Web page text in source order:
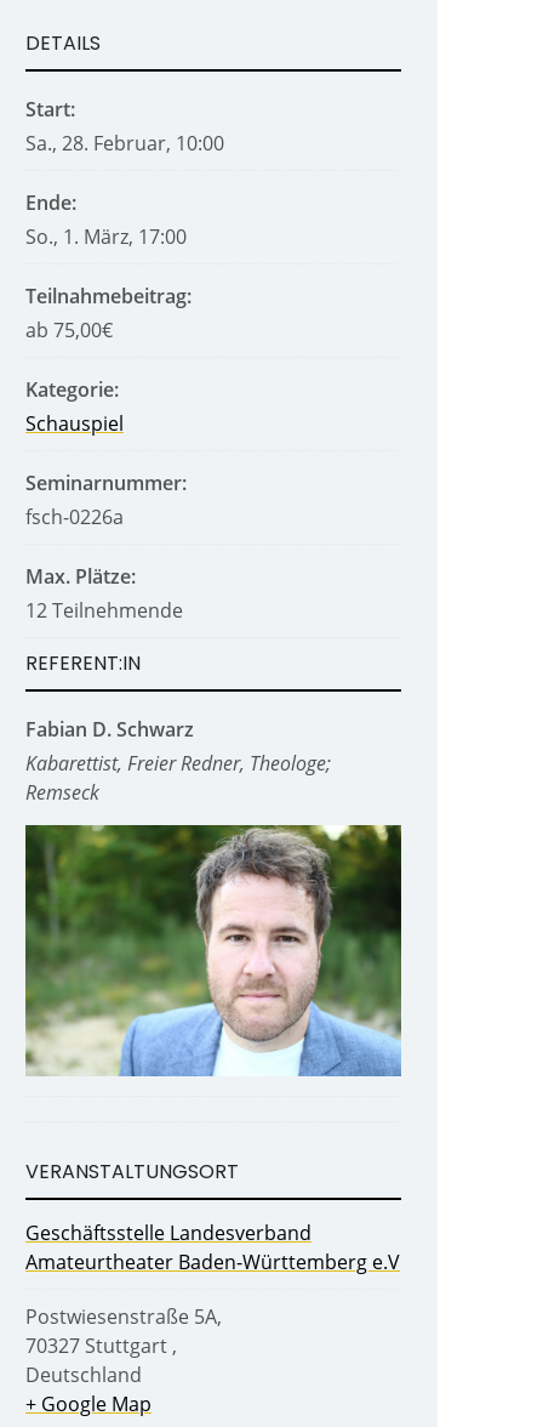
DETAILS
Start:
Sa., 28. Februar, 10:00
Ende:
So., 1. März, 17:00
Teilnahmebeitrag:
ab 75,00€
Kategorie:
Schauspiel
Seminarnummer:
fsch-0226a
Max. Plätze:
12 Teilnehmende
REFERENT:IN
Fabian D. Schwarz
Kabarettist, Freier Redner, Theologe;
Remseck
VERANSTALTUNGSORT
Geschäftsstelle Landesverband
Amateurtheater Baden-Württemberg e.V
Postwiesenstraße 5A,
70327 Stuttgart ,
Deutschland
+ Google Map